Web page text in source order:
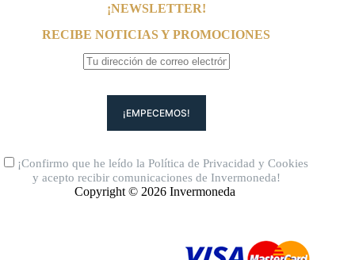
¡NEWSLETTER!
RECIBE NOTICIAS Y PROMOCIONES
¡Confirmo que he leído laPolítica de Privacidad yCookies
y acepto recibir comunicaciones de Invermoneda!
Copyright © 2026 Invermoneda